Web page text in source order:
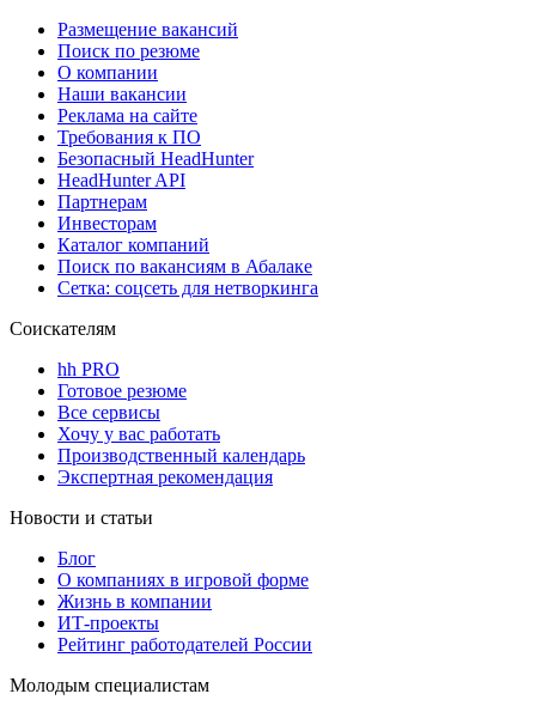
Размещение вакансий
Поиск по резюме
О компании
Наши вакансии
Реклама на сайте
Требования к ПО
Безопасный HeadHunter
HeadHunter API
Партнерам
Инвесторам
Каталог компаний
Поиск по вакансиям в Абалаке
Сетка: соцсеть для нетворкинга
Соискателям
hh PRO
Готовое резюме
Все сервисы
Хочу у вас работать
Производственный календарь
Экспертная рекомендация
Новости и статьи
Блог
О компаниях в игровой форме
Жизнь в компании
ИТ-проекты
Рейтинг работодателей России
Молодым специалистам